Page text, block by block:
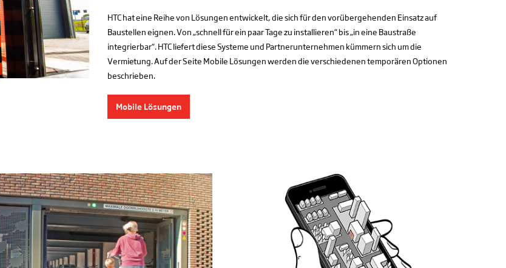
HTC hat eine Reihe von Lösungen entwickelt, die sich für den vorübergehenden Einsatz auf
Baustellen eignen. Von „schnell für ein paar Tage zu installieren“ bis „in eine Baustraße
integrierbar“. HTC liefert diese Systeme und Partnerunternehmen kümmern sich um die
Vermietung. Auf der Seite Mobile Lösungen werden die verschiedenen temporären Optionen
beschrieben.
Mobile Lösungen